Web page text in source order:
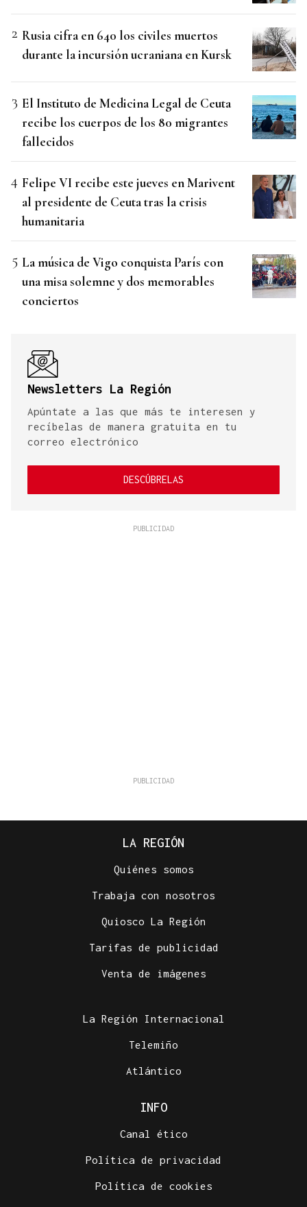
Rusia cifra en 640 los civiles muertos
durante la incursión ucraniana en Kursk
El Instituto de Medicina Legal de Ceuta
recibe los cuerpos de los 80 migrantes
fallecidos
Felipe VI recibe este jueves en Marivent
al presidente de Ceuta tras la crisis
humanitaria
La música de Vigo conquista París con
una misa solemne y dos memorables
conciertos
Newsletters La Región
Apúntate a las que más te interesen y
recíbelas de manera gratuita en tu
correo electrónico
DESCÚBRELAS
LA REGIÓN
Quiénes somos
Trabaja con nosotros
Quiosco La Región
Tarifas de publicidad
Venta de imágenes
La Región Internacional
Telemiño
Atlántico
INFO
Canal ético
Política de privacidad
Política de cookies